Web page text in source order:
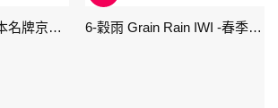
KO-0107 秘色 -日本名牌京の音樽裝鋼筆墨水 4573356130234 - 40ml 6-穀雨 Grain Rain IWI -春季-24節氣色澤鋼筆墨水